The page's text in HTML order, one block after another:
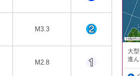
M3.3
M2.8
大
進